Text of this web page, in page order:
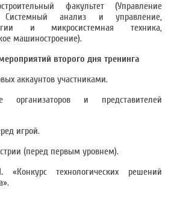
факультет (Управление
Системный анализ и управление,
и микросистемная техника,
машиностроение).
второго дня тренинга
аккаунтов участниками.
организаторов и представителей
игрой.
(перед первым уровнем).
«Конкурс технологических решений